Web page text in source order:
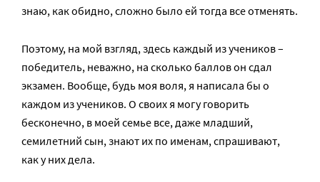
знаю, как обидно, сложно было ей тогда все отменять.
Поэтому, на мой взгляд, здесь каждый из учеников –
победитель, неважно, на сколько баллов он сдал
экзамен. Вообще, будь моя воля, я написала бы о
каждом из учеников. О своих я могу говорить
бесконечно, в моей семье все, даже младший,
семилетний сын, знают их по именам, спрашивают,
как у них дела.